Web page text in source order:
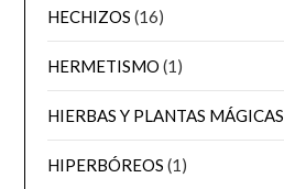
HECHIZOS (16)
HERMETISMO (1)
HIERBAS Y PLANTAS MÁGICAS
HIPERBÓREOS (1)